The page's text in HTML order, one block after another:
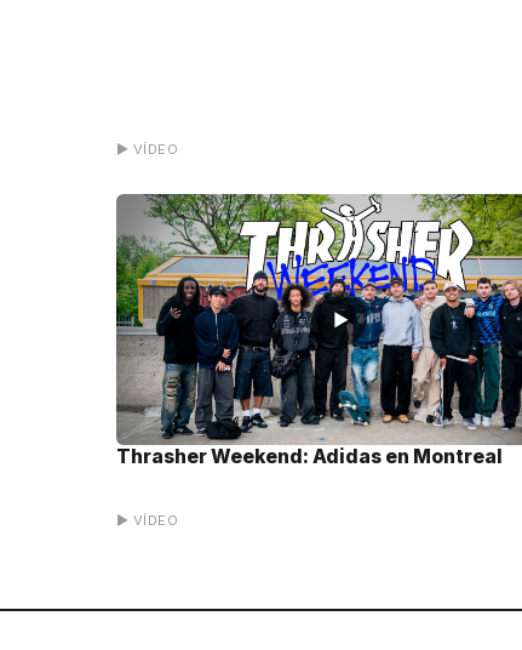
▶ VÍDEO
▶
Thrasher Weekend: Adidas en Montreal
▶ VÍDEO